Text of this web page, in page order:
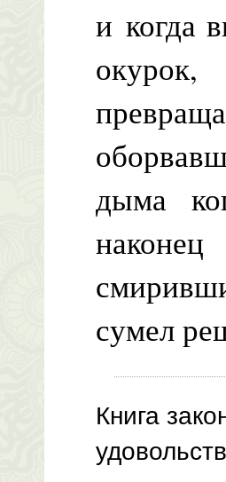
и когда
дыма
сумел
Книга